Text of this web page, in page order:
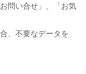
問い合せ」、「お気
、不要なデータを